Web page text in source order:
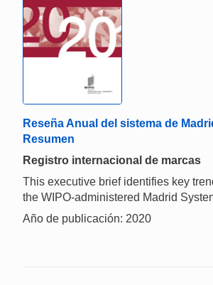
Reseña Anual del sistema de
Resumen
Registro internacional de marcas
This executive brief identifies key
the WIPO-administered Madrid
Año de publicación: 2020